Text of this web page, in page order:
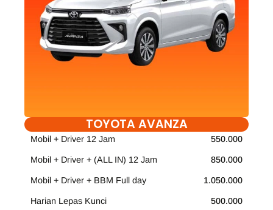
TOYOTA AVANZA
Mobil + Driver 12 Jam 550.000
Mobil + Driver + (ALL IN) 12 Jam 850.000
Mobil + Driver + BBM Full day 1.050.000
Harian Lepas Kunci 500.000